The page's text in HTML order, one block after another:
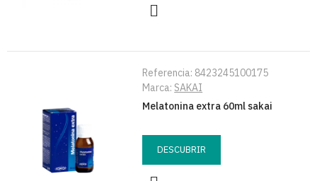
Referencia: 8423245100175
Marca: SAKAI
Melatonina extra 60ml sakai
DESCUBRIR